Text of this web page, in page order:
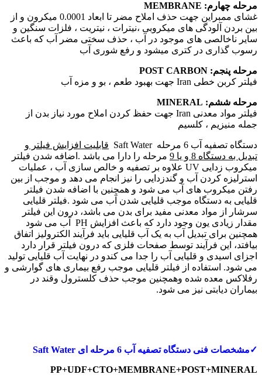
مرحله چهارم: MEMBRANE
غشای ممبراین جهت حذف املاح مضر تا ابعاد 0.0001 میکرون و از
بین بردن آلودگی های میکروبی ،نیترات ، نیتریت ، فلزات سنگین و
سایر ناخالصی های موجود در آب ، حذف سختی مضر آب که باعث
رسوب گذاری در کتری میشود و رفع شوری آب
مرحله پنجم: POST CARBON
فیلتر کربن خطی Iran جهت بهبود طعم ، بو و مزه آب
مرحله ششم:
MINERAL
فیلتر مواد معدنی Iran جهت حفظ کردن املاح مورد نیاز بدن از
جمله منیزیم ، کلسیم
دستگاه تصفیه آب 6 مرحله Saft Water
قابلیت افزایش فیلتر و
تبدیل به دستگاه 8 و یا 9
مرحله را دارا می باشد .اضافه شدن فیلتر
میکروب زدایی UV علاوه بر تصفیه و خالص سازی آب ، عملیات
استرلیزه کردن آب و گندزدایی را نیز انجام می دهد و موجب از بین
رفتن میکروب های آب می شود و همچنین با اضافه شدن فیلتر
قلیایی به دستگاه موجب قلیایی شدن آب می شود .فیلتر قلیایی
سرشار از مواد معدنی مفید برای بدن می باشد، درون این فیلتر
مقدار زیادی یون وجود دارد که باعث افزایش PH آب می شود
همچنین برای تبدیل آب به یک آب قلیایی باید فرآیند الکترولیز اتفاق
بیافتد، این فرآیند توسط صفحات فلزی که درون فیلتر قرار دارد
اجزای اسیدی و قلیایی آب را جدا می کندو در نهایت آب قلیایی تولید
می شود. استفاده از فیلتر قلیایی موجب رفع بیماری های گوارشی و
رفلاکس معده شده وهمچنین موجب حذف کلسترول وقند در
بیماران دیابتی نیز می شود.
✓مشخصات فنی دستگاه تصفیه آب 6 مرحله ای
Saft Water
PP+UDF+CTO+MEMBRANE+POST+MINERAL